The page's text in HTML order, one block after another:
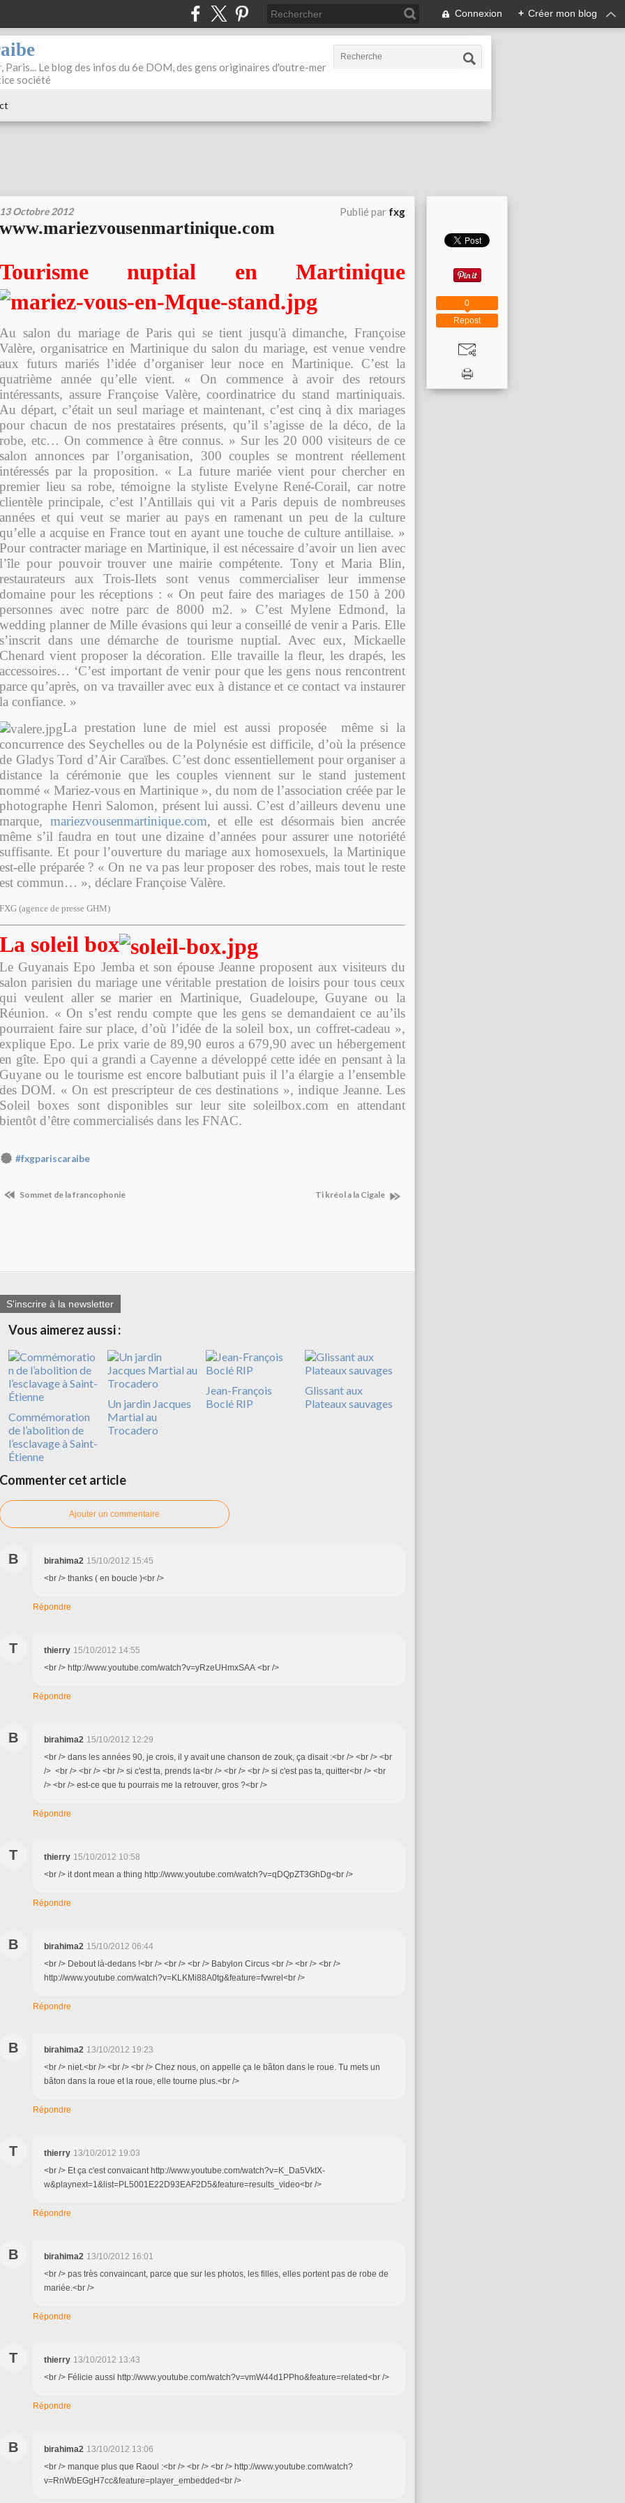
Connexion + Créer mon blog
Paris... Le blog des infos du 6e DOM, des gens originaires d'outre-mer
société
13 Octobre 2012 Publié par fxg
www.mariezvousenmartinique.com
Tourisme nuptial en Martinique
Au salon du mariage de Paris qui se tient jusqu'à dimanche, Françoise
Valère, organisatrice en Martinique du salon du mariage, est venue vendre
aux futurs mariés l’idée d’organiser leur noce en Martinique. C’est la
quatrième année qu’elle vient. « On commence à avoir des retours
intéressants, assure Françoise Valère, coordinatrice du stand martiniquais.
Au départ, c’était un seul mariage et maintenant, c’est cinq à dix mariages
pour chacun de nos prestataires présents, qu’il s’agisse de la déco, de la
robe, etc… On commence à être connus. » Sur les 20 000 visiteurs de ce
salon annonces par l’organisation, 300 couples se montrent réellement
intéressés par la proposition. « La future mariée vient pour chercher en
premier lieu sa robe, témoigne la styliste Evelyne René-Corail, car notre
clientèle principale, c’est l’Antillais qui vit a Paris depuis de nombreuses
années et qui veut se marier au pays en ramenant un peu de la culture
qu’elle a acquise en France tout en ayant une touche de culture antillaise. »
Pour contracter mariage en Martinique, il est nécessaire d’avoir un lien avec
l’île pour pouvoir trouver une mairie compétente. Tony et Maria Blin,
restaurateurs aux Trois-Ilets sont venus commercialiser leur immense
domaine pour les réceptions : « On peut faire des mariages de 150 à 200
personnes avec notre parc de 8000 m2. » C’est Mylene Edmond, la
wedding planner de Mille évasions qui leur a conseillé de venir a Paris. Elle
s’inscrit dans une démarche de tourisme nuptial. Avec eux, Mickaelle
Chenard vient proposer la décoration. Elle travaille la fleur, les drapés, les
accessoires… ‘C’est important de venir pour que les gens nous rencontrent
parce qu’après, on va travailler avec eux à distance et ce contact va instaurer
la confiance. »
La prestation lune de miel est aussi proposée même si la
concurrence des Seychelles ou de la Polynésie est difficile, d’où la présence
de Gladys Tord d’Air Caraïbes. C’est donc essentiellement pour organiser a
distance la cérémonie que les couples viennent sur le stand justement
nommé « Mariez-vous en Martinique », du nom de l’association créée par le
photographe Henri Salomon, présent lui aussi. C’est d’ailleurs devenu une
marque, mariezvousenmartinique.com, et elle est désormais bien ancrée
même s’il faudra en tout une dizaine d’années pour assurer une notoriété
suffisante. Et pour l’ouverture du mariage aux homosexuels, la Martinique
est-elle préparée ? « On ne va pas leur proposer des robes, mais tout le reste
est commun… », déclare Françoise Valère.
FXG (agence de presse GHM)
La soleil box
Le Guyanais Epo Jemba et son épouse Jeanne proposent aux visiteurs du
salon parisien du mariage une véritable prestation de loisirs pour tous ceux
qui veulent aller se marier en Martinique, Guadeloupe, Guyane ou la
Réunion. « On s’est rendu compte que les gens se demandaient ce au’ils
pourraient faire sur place, d’où l’idée de la soleil box, un coffret-cadeau »,
explique Epo. Le prix varie de 89,90 euros a 679,90 avec un hébergement
en gîte. Epo qui a grandi a Cayenne a développé cette idée en pensant à la
Guyane ou le tourisme est encore balbutiant puis il l’a élargie a l’ensemble
des DOM. « On est prescripteur de ces destinations », indique Jeanne. Les
Soleil boxes sont disponibles sur leur site soleilbox.com en attendant
bientôt d’être commercialisés dans les FNAC.
#fxgpariscaraibe
Sommet de la francophonie Ti kréol a la Cigale
S'inscrire à la newsletter
Vous aimerez aussi :
Commémoration
de l’abolition de
l’esclavage à Saint-
Étienne
Un jardin Jacques
Martial au
Trocadero
Jean-François
Boclé RIP
Glissant aux
Plateaux sauvages
Commenter cet article
Ajouter un commentaire
B birahima2 15/10/2012 15:45
<br /> thanks ( en boucle )<br />
Répondre
T thierry 15/10/2012 14:55
<br /> http://www.youtube.com/watch?v=yRzeUHmxSAA <br />
Répondre
B birahima2 15/10/2012 12:29
<br /> dans les années 90, je crois, il y avait une chanson de zouk, ça disait :<br /> <br /> <br
/> <br /> <br /> <br /> si c'est ta, prends la<br /> <br /> <br /> si c'est pas ta, quitter<br /> <br
/> <br /> est-ce que tu pourrais me la retrouver, gros ?<br />
Répondre
T thierry 15/10/2012 10:58
<br /> it dont mean a thing http://www.youtube.com/watch?v=qDQpZT3GhDg<br />
Répondre
B birahima2 15/10/2012 06:44
<br /> Debout là-dedans !<br /> <br /> <br /> Babylon Circus <br /> <br /> <br />
http://www.youtube.com/watch?v=KLKMi88A0tg&feature=fvwrel<br />
Répondre
B birahima2 13/10/2012 19:23
<br /> niet.<br /> <br /> <br /> Chez nous, on appelle ça le bâton dans le roue. Tu mets un
bâton dans la roue et la roue, elle tourne plus.<br />
Répondre
T thierry 13/10/2012 19:03
<br /> Et ça c'est convaicant http://www.youtube.com/watch?v=K_Da5VktX-
w&playnext=1&list=PL5001E22D93EAF2D5&feature=results_video<br />
Répondre
B birahima2 13/10/2012 16:01
<br /> pas très convaincant, parce que sur les photos, les filles, elles portent pas de robe de
mariée.<br />
Répondre
T thierry 13/10/2012 13:43
<br /> Félicie aussi http://www.youtube.com/watch?v=vmW44d1PPho&feature=related<br />
Répondre
B birahima2 13/10/2012 13:06
<br /> manque plus que Raoul :<br /> <br /> <br /> http://www.youtube.com/watch?
v=RnWbEGgH7cc&feature=player_embedded<br />
Repost
0